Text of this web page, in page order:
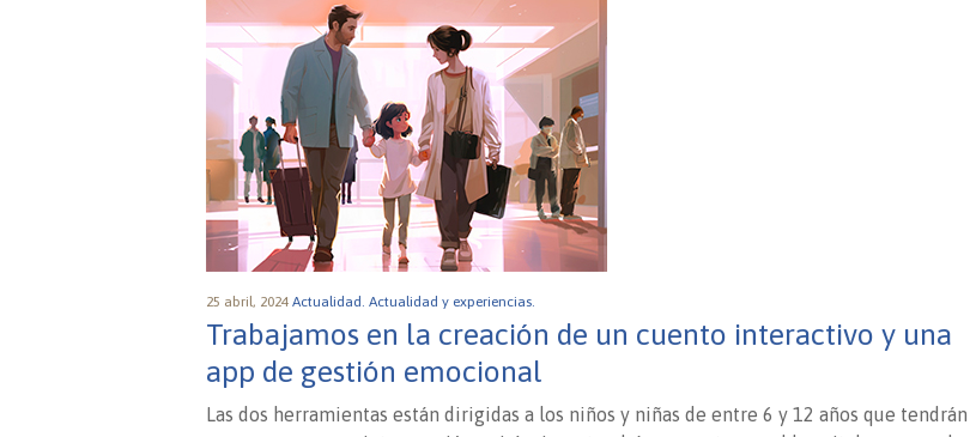
25 abril, 2024 Actualidad. Actualidad y experiencias.
Trabajamos en la creación de un cuento interactivo y una
app de gestión emocional
Las dos herramientas están dirigidas a los niños y niñas de entre 6 y 12 años que tendrán